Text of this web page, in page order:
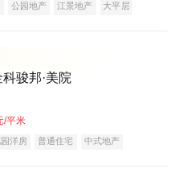
公园地产 江景地产 大平层
科骏邦·美院
/平米
洋房 普通住宅
中式地产